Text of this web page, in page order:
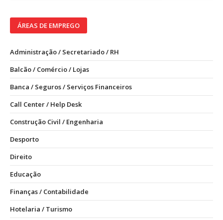
ÁREAS DE EMPREGO
Administração / Secretariado / RH
Balcão / Comércio / Lojas
Banca / Seguros / Serviços Financeiros
Call Center / Help Desk
Construção Civil / Engenharia
Desporto
Direito
Educação
Finanças / Contabilidade
Hotelaria / Turismo